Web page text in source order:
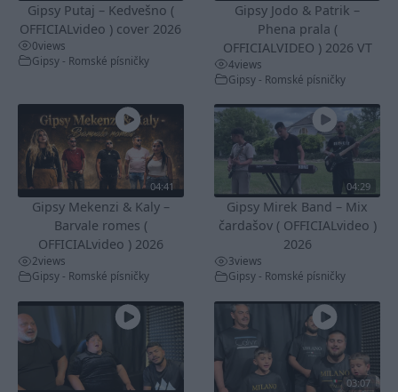
Gipsy Putaj – Kedvešno (
OFFICIALvideo ) cover 2026
0views
Gipsy - Romské písničky
Gipsy Jodo & Patrik –
Phena prala (
OFFICIALVIDEO ) 2026 VT
4views
Gipsy - Romské písničky
04:41
Gipsy Mekenzi & Kaly –
Barvale romes (
OFFICIALvideo ) 2026
2views
Gipsy - Romské písničky
04:29
Gipsy Mirek Band – Mix
čardašov ( OFFICIALvideo )
2026
3views
Gipsy - Romské písničky
03:07